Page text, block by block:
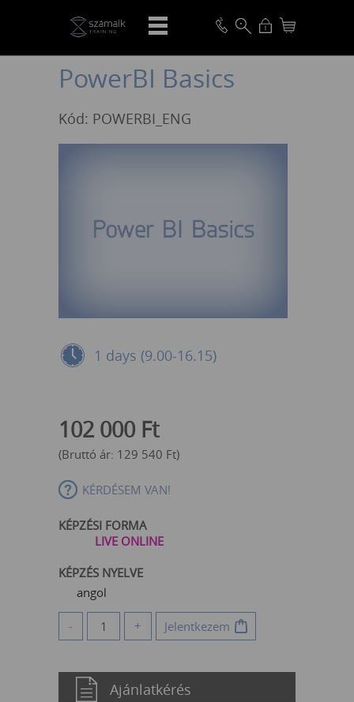
VISSZA
PowerBI Basics
Kód: POWERBI_ENG
1 days (9.00-16.15)
102 000 Ft
(Bruttó ár: 129 540 Ft)
KÉRDÉSEM VAN!
KÉPZÉSI FORMA
LIVE ONLINE
KÉPZÉS NYELVE
angol
- + Jelentkezem
Ajánlatkérés